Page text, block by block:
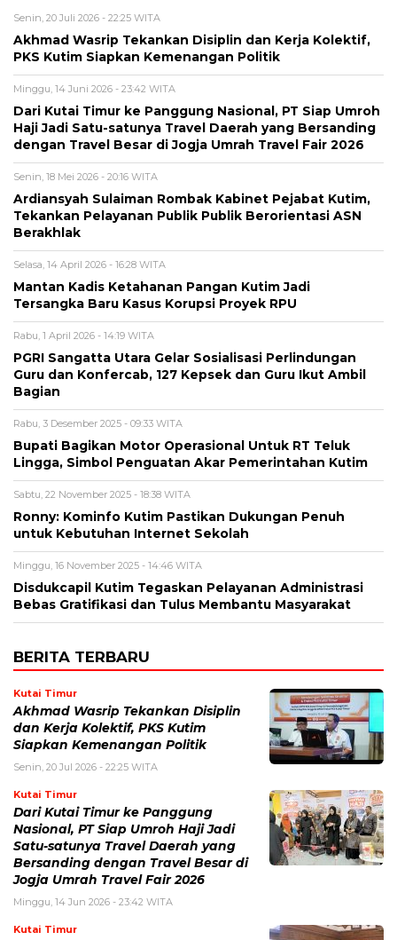
Senin, 20 Juli 2026 - 22:25 WITA
Akhmad Wasrip Tekankan Disiplin dan Kerja Kolektif,
PKS Kutim Siapkan Kemenangan Politik
Minggu, 14 Juni 2026 - 23:42 WITA
Dari Kutai Timur ke Panggung Nasional, PT Siap Umroh
Haji Jadi Satu-satunya Travel Daerah yang Bersanding
dengan Travel Besar di Jogja Umrah Travel Fair 2026
Senin, 18 Mei 2026 - 20:16 WITA
Ardiansyah Sulaiman Rombak Kabinet Pejabat Kutim,
Tekankan Pelayanan Publik Publik Berorientasi ASN
Berakhlak
Selasa, 14 April 2026 - 16:28 WITA
Mantan Kadis Ketahanan Pangan Kutim Jadi
Tersangka Baru Kasus Korupsi Proyek RPU
Rabu, 1 April 2026 - 14:19 WITA
PGRI Sangatta Utara Gelar Sosialisasi Perlindungan
Guru dan Konfercab, 127 Kepsek dan Guru Ikut Ambil
Bagian
Rabu, 3 Desember 2025 - 09:33 WITA
Bupati Bagikan Motor Operasional Untuk RT Teluk
Lingga, Simbol Penguatan Akar Pemerintahan Kutim
Sabtu, 22 November 2025 - 18:38 WITA
Ronny: Kominfo Kutim Pastikan Dukungan Penuh
untuk Kebutuhan Internet Sekolah
Minggu, 16 November 2025 - 14:46 WITA
Disdukcapil Kutim Tegaskan Pelayanan Administrasi
Bebas Gratifikasi dan Tulus Membantu Masyarakat
BERITA TERBARU
Kutai Timur
Akhmad Wasrip Tekankan Disiplin
dan Kerja Kolektif, PKS Kutim
Siapkan Kemenangan Politik
Senin, 20 Jul 2026 - 22:25 WITA
Kutai Timur
Dari Kutai Timur ke Panggung
Nasional, PT Siap Umroh Haji Jadi
Satu-satunya Travel Daerah yang
Bersanding dengan Travel Besar di
Jogja Umrah Travel Fair 2026
Minggu, 14 Jun 2026 - 23:42 WITA
Kutai Timur